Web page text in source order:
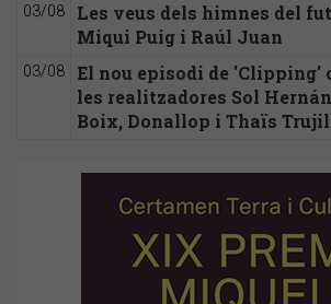
03/08
Les veus dels himnes del
Miqui Puig i Raúl Juan
03/08
El nou episodi de 'Clipping'
les realitzadores Sol
Boix, Donallop i Thaïs